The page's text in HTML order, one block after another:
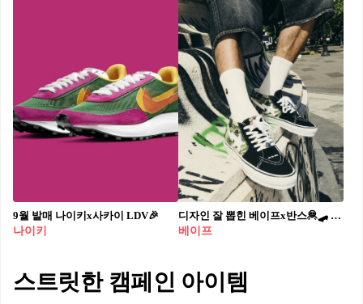
9월 발매 나이키x사카이 LDV🎉
나이키
디자인 잘 뽑힌 베이프x반스🦧🛹 7월 27일 발매예정✅ 사진: 베이프
베이프
스트릿한 캠페인 아이템